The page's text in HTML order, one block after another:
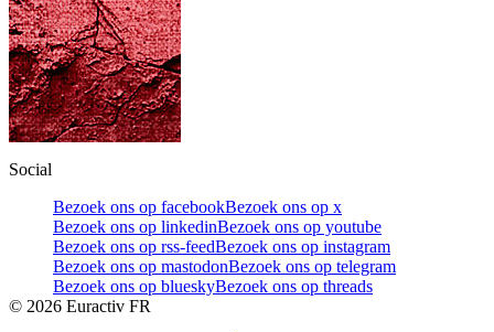
Social
Bezoek ons op facebookBezoek ons op x
Bezoek ons op linkedinBezoek ons op youtube
Bezoek ons op rss-feedBezoek ons op instagram
Bezoek ons op mastodonBezoek ons op telegram
Bezoek ons op blueskyBezoek ons op threads
© 2026 Euractiv FR